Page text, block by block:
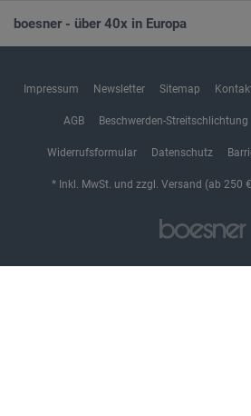
boesner - über 40x in Europa
Impressum Newsletter Sitemap
AGB Beschwerden-Streitschlichtung
Widerrufsformular Datenschutz
* Inkl. MwSt. und zzgl. Versand (ab 250